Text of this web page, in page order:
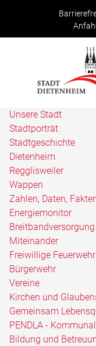
Unsere Stadt
Stadtporträt
Stadtgeschichte
Dietenheim
Regglisweiler
Wappen
Zahlen, Daten,
Energiemonitor
Breitbandversorgung
Miteinander
Freiwillige Feuerwehr
Bürgerwehr
Vereine
Kirchen und
Gemeinsam
PENDLA -
Bildung und